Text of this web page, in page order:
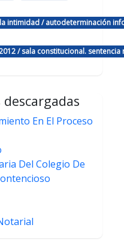
intimidad / autodeterminación
/ sala constitucional. sentencia
En El Proceso
Del Colegio De